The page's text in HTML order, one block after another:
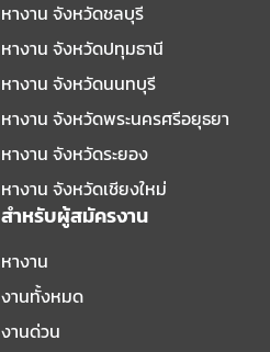
หางาน จังหวัดชลบุรี
หางาน จังหวัดปทุมธานี
หางาน จังหวัดนนทบุรี
หางาน จังหวัดพระนครศรีอยุธยา
หางาน จังหวัดระยอง
หางาน จังหวัดเชียงใหม่
สำหรับผู้สมัครงาน
หางาน
งานทั้งหมด
งานด่วน